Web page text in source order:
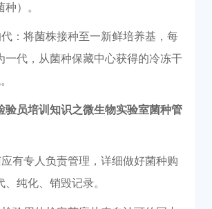
）。
：将菌株接种至一新鲜培养基，每
一代，从菌种保藏中心获得的冷冻干
验员培训知识之微生物实验室菌种管
有专人负责管理，详细做好菌种购
纯化、销毁记录。